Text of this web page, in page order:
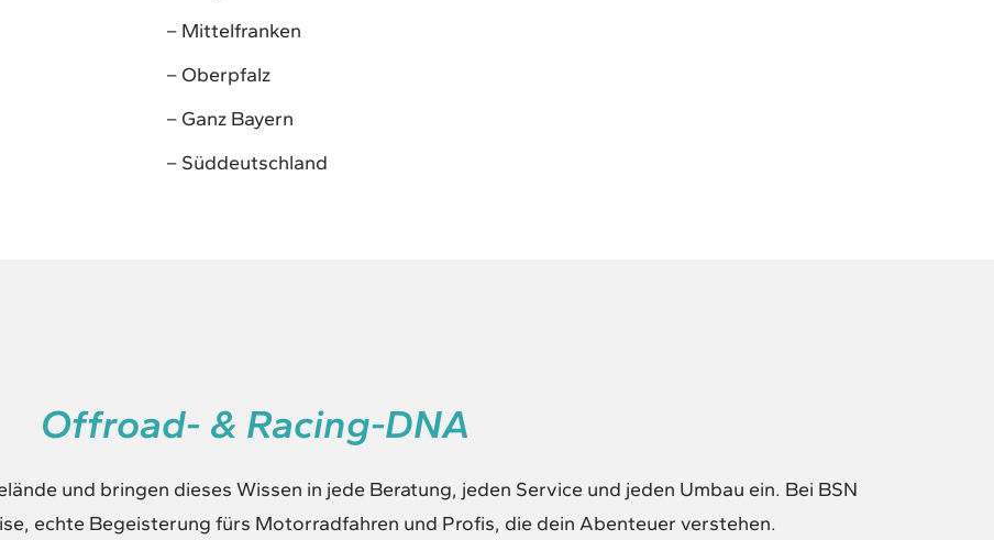
– Mittelfranken
– Oberpfalz
– Ganz Bayern
– Süddeutschland
Offroad- & Racing-DNA
und bringen dieses Wissen in jede Beratung, jeden Service und jeden Umbau ein. Bei BSN
echte Begeisterung fürs Motorradfahren und Profis, die dein Abenteuer verstehen.